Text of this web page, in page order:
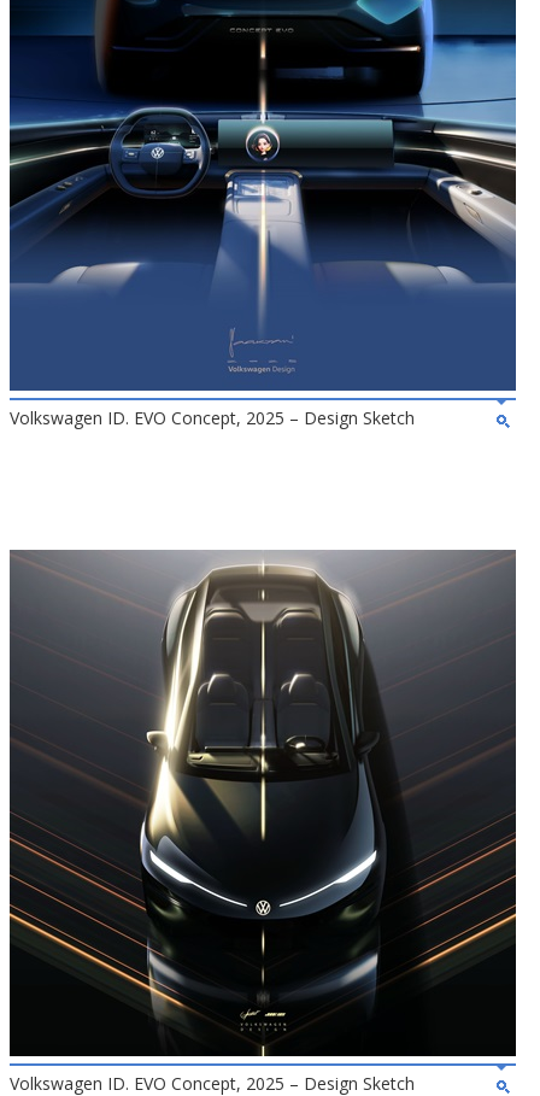
Volkswagen ID. EVO Concept, 2025 – Design Sketch
Volkswagen ID. EVO Concept, 2025 – Design Sketch